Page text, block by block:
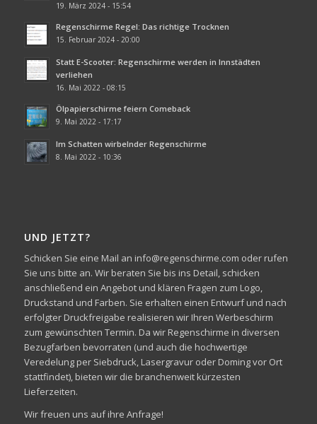
19. März 2024 - 15:54
Regenschirme Regel: Das richtige Trocknen
15. Februar 2024 - 20:00
Statt E-Scooter: Regenschirme werden in Innstädten
verliehen
16. Mai 2022 - 08:15
Ölpapierschirme feiern Comeback
9. Mai 2022 - 17:17
Im Schatten wirbelnder Regenschirme
8. Mai 2022 - 10:36
UND JETZT?
Schicken Sie eine Mail an info@regenschirme.com oder rufen
Sie uns bitte an. Wir beraten Sie bis ins Detail, schicken
anschließend ein Angebot und klären Fragen zum Logo,
Druckstand und Farben. Sie erhalten einen Entwurf und nach
erfolgter Druckfreigabe realisieren wir Ihren Werbeschirm
zum gewünschten Termin. Da wir Regenschirme in diversen
Bezugfarben bevorraten (und auch die hochwertige
Veredelung per Siebdruck, Lasergravur oder Doming vor Ort
stattfindet), bieten wir die branchenweit kürzesten
Lieferzeiten.
Wir freuen uns auf ihre Anfrage!